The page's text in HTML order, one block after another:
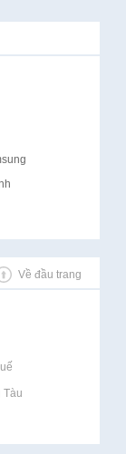
Về đầu trang
Tàu